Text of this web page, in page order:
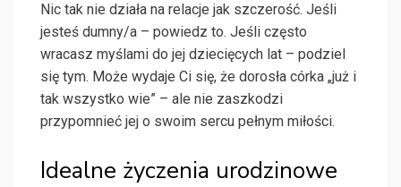
Nic tak nie działa na relacje jak szczerość. Jeśli
jesteś dumny/a – powiedz to. Jeśli często
wracasz myślami do jej dziecięcych lat – podziel
się tym. Może wydaje Ci się, że dorosła córka „już i
tak wszystko wie” – ale nie zaszkodzi
przypomnieć jej o swoim sercu pełnym miłości.
Idealne życzenia urodzinowe